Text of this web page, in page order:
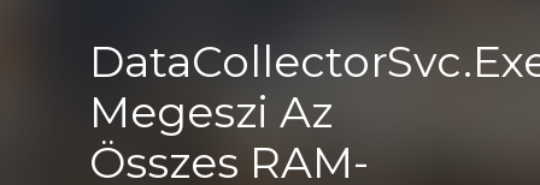
Megeszi Az
Összes RAM-